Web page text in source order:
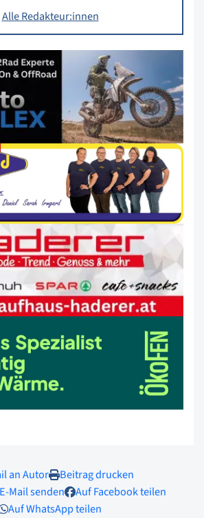
Alle Redakteur:innen
an Autor
Beitrag drucken
Mail senden
Auf Facebook teilen
Auf WhatsApp teilen